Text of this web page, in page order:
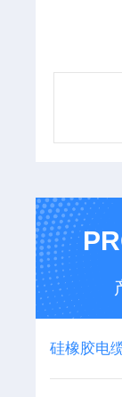
硅橡胶电